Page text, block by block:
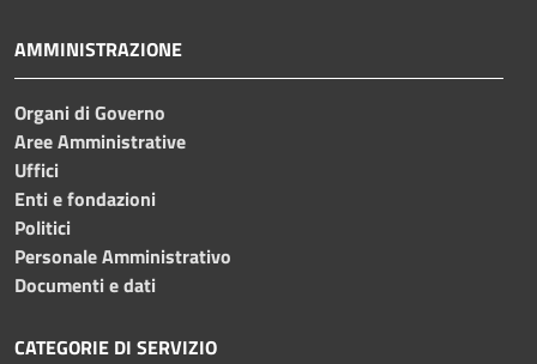
AMMINISTRAZIONE
Organi di Governo
Aree Amministrative
Uffici
Enti e fondazioni
Politici
Personale Amministrativo
Documenti e dati
CATEGORIE DI SERVIZIO